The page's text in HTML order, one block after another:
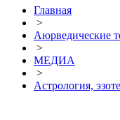
Главная
>
Аюрведические
>
МЕДИА
>
Астрология,